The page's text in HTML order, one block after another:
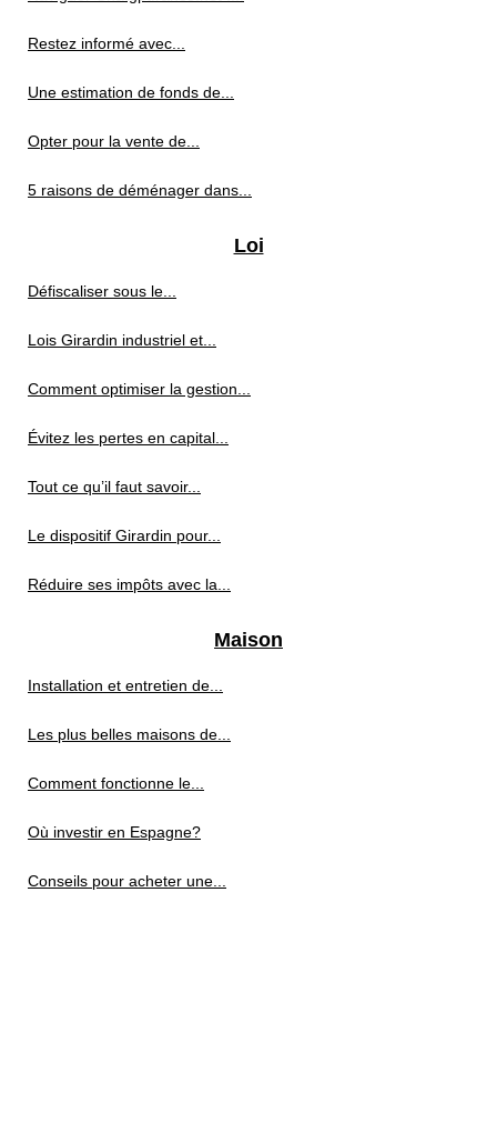
Restez informé avec...
Une estimation de fonds de...
Opter pour la vente de...
5 raisons de déménager dans...
Loi
Défiscaliser sous le...
Lois Girardin industriel et...
Comment optimiser la gestion...
Évitez les pertes en capital...
Tout ce qu’il faut savoir...
Le dispositif Girardin pour...
Réduire ses impôts avec la...
Maison
Installation et entretien de...
Les plus belles maisons de...
Comment fonctionne le...
Où investir en Espagne?
Conseils pour acheter une...